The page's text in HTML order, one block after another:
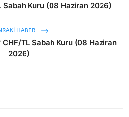
Sabah Kuru (08 Haziran 2026)
HABER
CHF/TL Sabah Kuru (08 Haziran
2026)